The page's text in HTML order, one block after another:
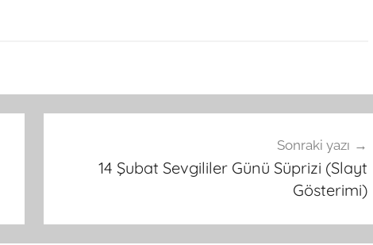
Sonraki yazı
14 Şubat Sevgililer Günü Süprizi (Slayt
Gösterimi)